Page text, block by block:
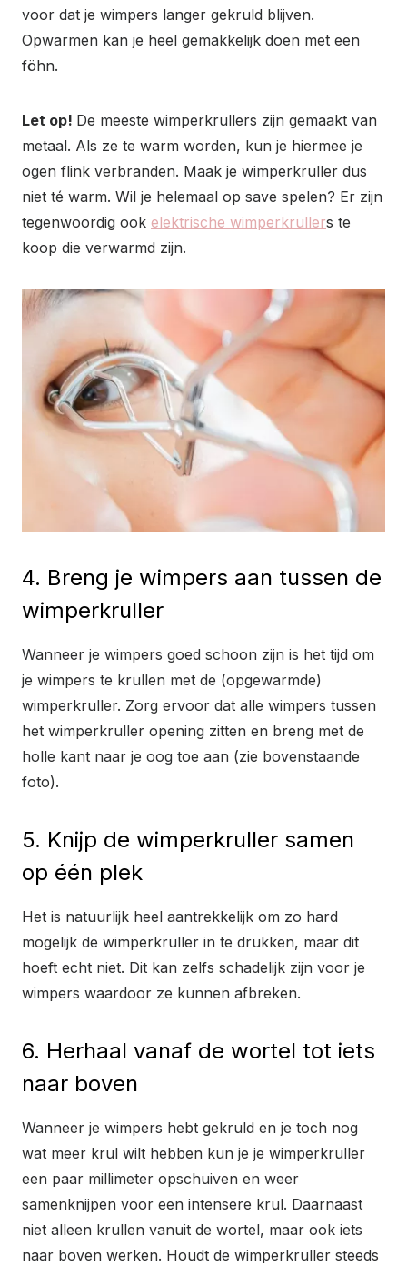
voor dat je wimpers langer gekruld blijven.
Opwarmen kan je heel gemakkelijk doen met een
föhn.
Let op! De meeste wimperkrullers zijn gemaakt van
metaal. Als ze te warm worden, kun je hiermee je
ogen flink verbranden. Maak je wimperkruller dus
niet té warm. Wil je helemaal op save spelen? Er zijn
tegenwoordig ook elektrische wimperkrullers te
koop die verwarmd zijn.
4. Breng je wimpers aan tussen de
wimperkruller
Wanneer je wimpers goed schoon zijn is het tijd om
je wimpers te krullen met de (opgewarmde)
wimperkruller. Zorg ervoor dat alle wimpers tussen
het wimperkruller opening zitten en breng met de
holle kant naar je oog toe aan (zie bovenstaande
foto).
5. Knijp de wimperkruller samen
op één plek
Het is natuurlijk heel aantrekkelijk om zo hard
mogelijk de wimperkruller in te drukken, maar dit
hoeft echt niet. Dit kan zelfs schadelijk zijn voor je
wimpers waardoor ze kunnen afbreken.
6. Herhaal vanaf de wortel tot iets
naar boven
Wanneer je wimpers hebt gekruld en je toch nog
wat meer krul wilt hebben kun je je wimperkruller
een paar millimeter opschuiven en weer
samenknijpen voor een intensere krul. Daarnaast
niet alleen krullen vanuit de wortel, maar ook iets
naar boven werken. Houdt de wimperkruller steeds